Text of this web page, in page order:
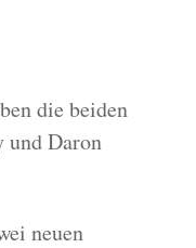
die beiden
und Daron
neuen